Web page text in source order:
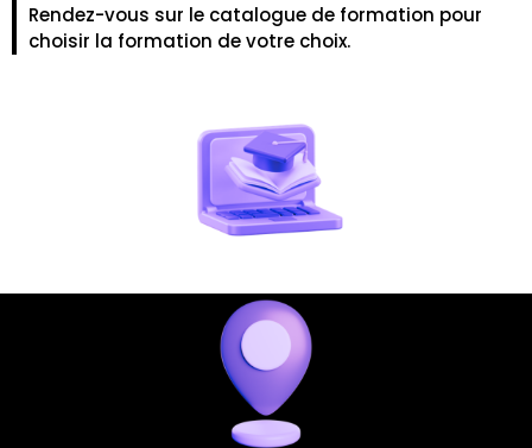
Rendez-vous sur le catalogue de formation pour
choisir la formation de votre choix.